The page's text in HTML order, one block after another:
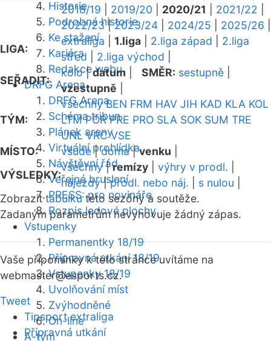
Historie
Podrobná historie
Ke stažení
Kariéra
Redakce webu
DRFG Arena
DRFG Arena
Schéma tribun
Plánek areny
Virtuální prohlídka
Návštěvní řád
Veřejné bruslení
PRESS: pro novináře
Rozpis ledové plochy
Vstupenky
Permanentky 18/19
Přípravná utkání 18/19
Vstupenky 18/19
Uvolňování míst
Zvýhodněné
On-line
A-tým
2018/19
2019/20 2020/21 2021/22
2022/23|2023/24 2024/25 2025/26
LIGA:
extraliga 1.liga 2.liga západ
2.liga
střed
2.liga východ
SEŘADIT:
kolo|datum SMĚR: sestupně
vzestupně
TÝM:
všechny BEN FRM HAV JIH KAD KLA KOL
LTM POR PRE PRO SLA SOK SUM TRE
UNL VRC VSE
MÍSTO:
všude|doma|venku
VÝSLEDKY:
všechny|remízy výhry v prodl.
nájezdy|prodl. nebo náj. s nulou
Zobrazittabulkutéto sezóny a soutěže.
Zadaným parametrům nevyhovuje žádný zápas.
Vaše připomínky k této stránce uvítáme na
webmaster@esports.cz.
Tweet
Tipsport extraliga
Přípravná utkání